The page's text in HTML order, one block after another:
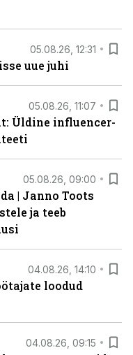
05.08.26, 12:31
uue juhi
05.08.26, 11:07
Üldine influencer-
05.08.26, 09:00
| Janno Toots
ja teeb
04.08.26, 14:10
loodud
04.08.26, 09:15